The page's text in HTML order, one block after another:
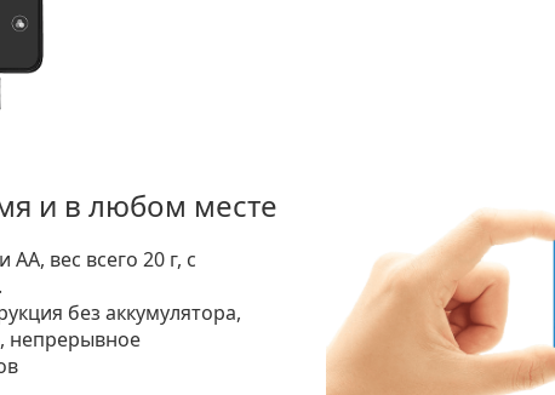
и в любом месте
вес всего 20 г, с
без аккумулятора,
непрерывное